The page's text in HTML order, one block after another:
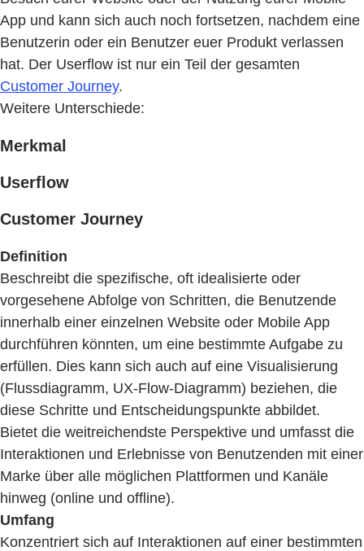
App und kann sich auch noch fortsetzen, nachdem eine
Benutzerin oder ein Benutzer euer Produkt verlassen
hat. Der Userflow ist nur ein Teil der gesamten
Customer Journey.
Weitere Unterschiede:
Merkmal
Userflow
Customer Journey
Definition
Beschreibt die spezifische, oft idealisierte oder
vorgesehene Abfolge von Schritten, die Benutzende
innerhalb einer einzelnen Website oder Mobile App
durchführen könnten, um eine bestimmte Aufgabe zu
erfüllen. Dies kann sich auch auf eine Visualisierung
(Flussdiagramm, UX-Flow-Diagramm) beziehen, die
diese Schritte und Entscheidungspunkte abbildet.
Bietet die weitreichendste Perspektive und umfasst die
Interaktionen und Erlebnisse von Benutzenden mit einer
Marke über alle möglichen Plattformen und Kanäle
hinweg (online und offline).
Umfang
Konzentriert sich auf Interaktionen auf einer bestimmten